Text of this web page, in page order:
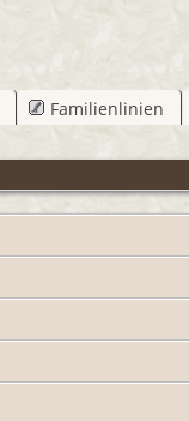
Familienlinien